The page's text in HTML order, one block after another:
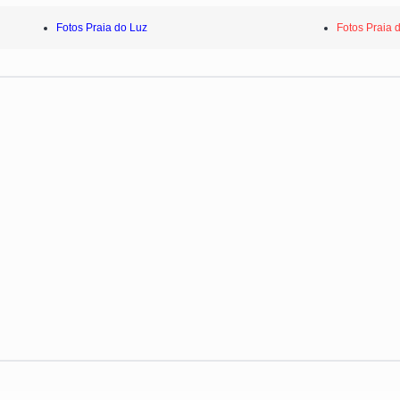
Fotos Praia do Luz Fotos Praia